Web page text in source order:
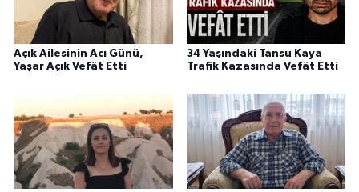
Açık Ailesinin Acı Günü,
Yaşar Açık Vefât Etti
34 Yaşındaki Tansu Kaya
Trafik Kazasında Vefât Etti